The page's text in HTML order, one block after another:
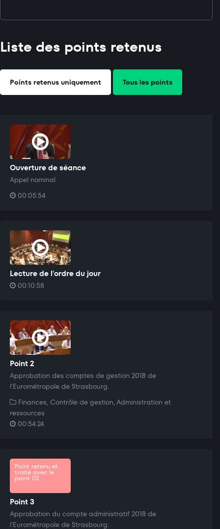
Liste des points retenus
Points retenus uniquement Tous les points
Ouverture de séance
Appel nominal
00:05:54
Lecture de l'ordre du jour
00:10:58
Point 2
Approbation des comptes de gestion 2018 de
l'Eurométropole de Strasbourg.
Finances, Contrôle de gestion, Administration et
ressources
00:54:24
Point retenu et
traité avec le
point 02
Point 3
Approbation du compte administratif 2018 de
l'Eurométropole de Strasbourg.